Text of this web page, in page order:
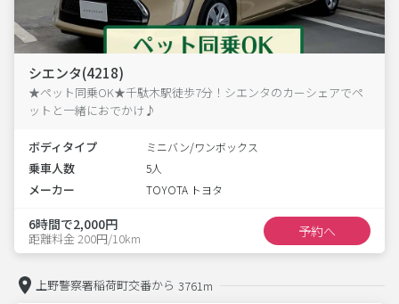
シエンタ(4218)
★ペット同乗OK★千駄木駅徒歩7分！シエンタのカーシェアでペ
ットと一緒におでかけ♪
ボディタイプ ミニバン/ワンボックス
乗車人数 5人
メーカー TOYOTA トヨタ
6時間で2,000円
距離料金 200円/10km 予約へ
上野警察署稲荷町交番から 3761m